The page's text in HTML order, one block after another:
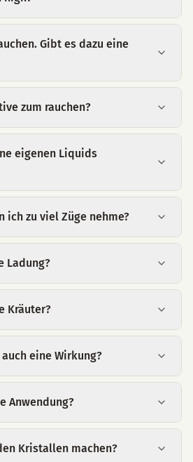
Gibt es dazu eine
zum rauchen?
eigenen Liquids
ich zu viel Züge nehme?
Ladung?
Kräuter?
eine Wirkung?
Anwendung?
Kristallen machen?